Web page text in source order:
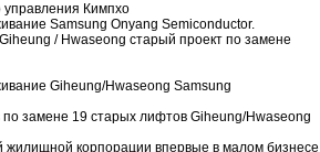
управления Кимпхо
Samsung Onyang Semiconductor.
/ Hwaseong старый проект по замене
Giheung/Hwaseong Samsung
замене 19 старых лифтов Giheung/Hwaseong
жилищной корпорации впервые в малом бизнесе